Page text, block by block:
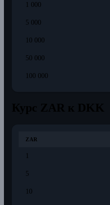
1 000
5 000
10 000
50 000
100 000
ZAR
5
10